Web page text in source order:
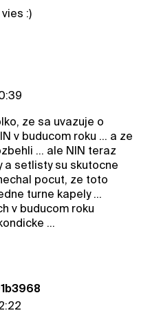
:)
ze sa uvazuje o
v buducom roku ... a ze
... ale NIN teraz
a setlisty su skutocne
pocut, ze toto
turne kapely ...
v buducom roku
...